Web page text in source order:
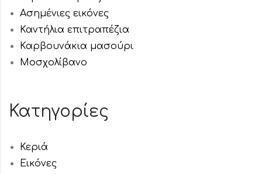
Ασημένιες εικόνες
Καντήλια επιτραπέζια
Καρβουνάκια μασούρι
Μοσχολίβανο
Κατηγορίες
Κεριά
Εικόνες